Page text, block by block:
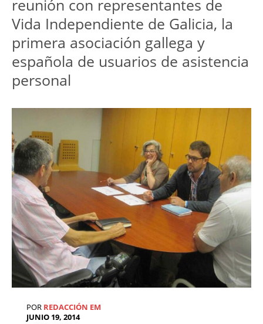
reunión con representantes de
Vida Independiente de Galicia, la
primera asociación gallega y
española de usuarios de asistencia
personal
POR REDACCIÓN EM
JUNIO 19, 2014